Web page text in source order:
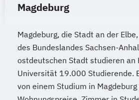
Magdeburg
Magdeburg, die Stadt an der
des Bundeslandes Sachsen-
ostdeutschen Stadt studieren an
Universität 19.000 Studierende.
von einem Studium in